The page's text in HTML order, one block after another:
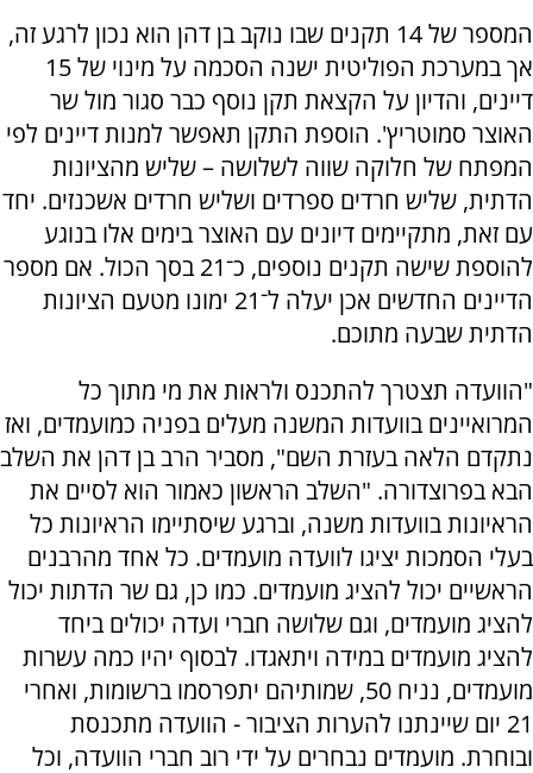
המספר של 14 תקנים שבו נוקב בן דהן הוא נכון לרגע זה,
אך במערכת הפוליטית ישנה הסכמה על מינוי של 15
דיינים, והדיון על הקצאת תקן נוסף כבר סגור מול שר
האוצר סמוטריץ'. הוספת התקן תאפשר למנות דיינים לפי
המפתח של חלוקה שווה לשלושה – שליש מהציונות
הדתית, שליש חרדים ספרדים ושליש חרדים אשכנזים. יחד
עם זאת, מתקיימים דיונים עם האוצר בימים אלו בנוגע
להוספת שישה תקנים נוספים, כ־21 בסך הכול. אם מספר
הדיינים החדשים אכן יעלה ל־21 ימונו מטעם הציונות
הדתית שבעה מתוכם.
"הוועדה תצטרך להתכנס ולראות את מי מתוך כל
המרואיינים בוועדות המשנה מעלים בפניה כמועמדים, ואז
נתקדם הלאה בעזרת השם", מסביר הרב בן דהן את השלב
הבא בפרוצדורה. "השלב הראשון כאמור הוא לסיים את
הראיונות בוועדות משנה, וברגע שיסתיימו הראיונות כל
בעלי הסמכות יציגו לוועדה מועמדים. כל אחד מהרבנים
הראשיים יכול להציג מועמדים. כמו כן, גם שר הדתות יכול
להציג מועמדים, וגם שלושה חברי ועדה יכולים ביחד
להציג מועמדים במידה ויתאגדו. לבסוף יהיו כמה עשרות
מועמדים, נניח 50, שמותיהם יתפרסמו ברשומות, ואחרי
21 יום שיינתנו להערות הציבור - הוועדה מתכנסת
ובוחרת. מועמדים נבחרים על ידי רוב חברי הוועדה, וכל